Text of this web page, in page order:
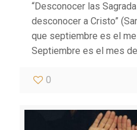
“Desconocer las
desconocer a Cristo”
que septiembre es el
Septiembre es el mes
0